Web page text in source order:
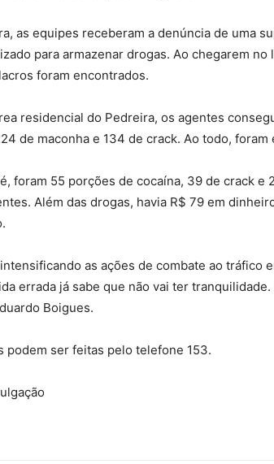
as equipes receberam a denúncia de uma
para armazenar drogas. Ao chegarem no
foram encontrados.
residencial do Pedreira, os agentes
de maconha e 134 de crack. Ao todo,
foram 55 porções de cocaína, 39 de crack e
Além das drogas, havia R$ 79 em
as ações de combate ao tráfico
errada já sabe que não vai ter
Boigues.
podem ser feitas pelo telefone 153.